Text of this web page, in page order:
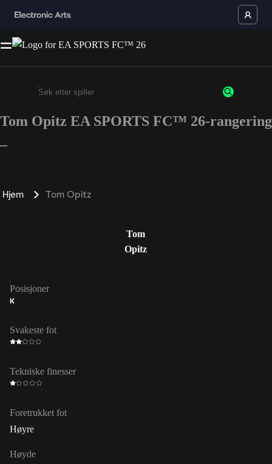
Enter a minimum of 3 characters or numbers
Tom Opitz EA SPORTS FC™ 26-rangering
–
Hjem Tom Opitz
Tom
Opitz
Posisjoner
K
Svakeste fot
Tekniske finesser
Foretrukket fot
Høyre
Høyde